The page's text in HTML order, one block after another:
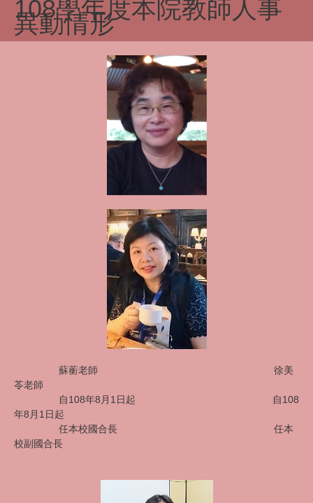
108學年度本院教師人事
異動情形
蘇蘅老師 徐美
苓老師
自108年8月1日起
自108
年8月1日起
任本校國合長 任本
校副國合長